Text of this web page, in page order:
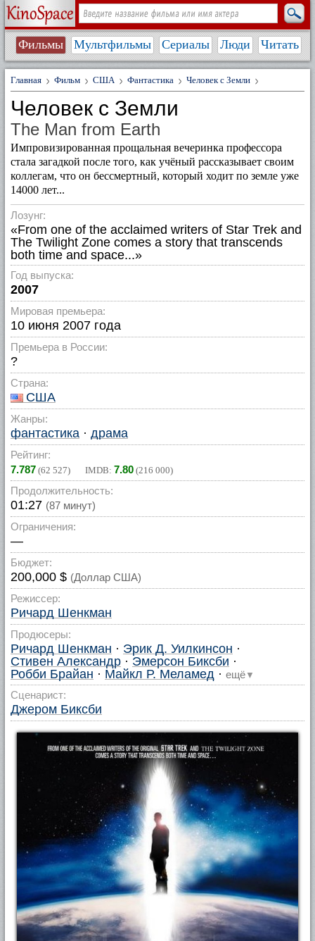
Фильмы Мультфильмы Сериалы Люди Читать
Главная Фильм США Фантастика Человек с Земли
Человек с Земли
The Man from Earth
Импровизированная прощальная вечеринка профессора
стала загадкой после того, как учёный рассказывает своим
коллегам, что он бессмертный, который ходит по земле уже
14000 лет...
Лозунг:
«From one of the acclaimed writers of Star Trek and
The Twilight Zone comes a story that transcends
both time and space...»
Год выпуска:
2007
Мировая премьера:
10 июня 2007 года
Премьера в России:
?
Страна:
США
Жанры:
фантастика · драма
Рейтинг:
7.787 (62 527) IMDB: 7.80 (216 000)
Продолжительность:
01:27 (87 минут)
Ограничения:
—
Бюджет:
200,000 $ (Доллар США)
Режиссер:
Ричард Шенкман
Продюсеры:
Ричард Шенкман · Эрик Д. Уилкинсон ·
Стивен Александр · Эмерсон Биксби ·
Робби Брайан · Майкл Р. Меламед · ещё ▼
Сценарист:
Джером Биксби